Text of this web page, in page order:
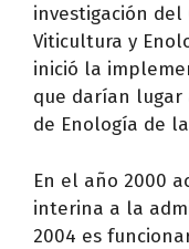
investigación del
Viticultura y
inició la
que darían lugar
de Enología de
En el año 2000
interina a la
2004 es